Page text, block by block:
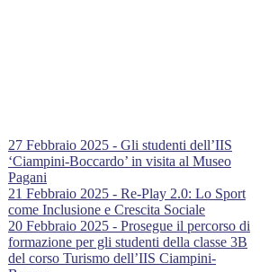
27 Febbraio 2025 - Gli studenti dell’IIS
‘Ciampini-Boccardo’ in visita al Museo
Pagani
21 Febbraio 2025 - Re-Play 2.0: Lo Sport
come Inclusione e Crescita Sociale
20 Febbraio 2025 - Prosegue il percorso di
formazione per gli studenti della classe 3B
del corso Turismo dell’IIS Ciampini-